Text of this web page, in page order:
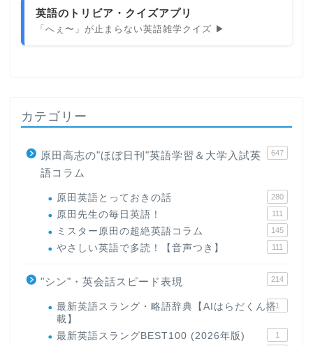
英語のトリビア・クイズアプリ
「へぇ〜」が止まらない英語雑学クイズ ▶
カテゴリー
原田高志の"ほぼ日刊"英語学習＆大学入試英
語コラム
647
原田英語とっておきの話 280
原田先生の毎日英語！ 111
ミスター原田の超絶英語コラム 145
やさしい英語で多読！【音声つき】 111
"シン"・英会話スピード表現 214
最新英語スラング・略語辞典【AIはらだくん搭
載】
1
最新英語スラングBEST100 (2026年版) 1